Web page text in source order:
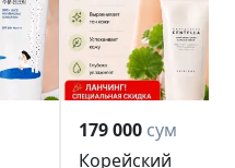
179 000 сум
Корейский